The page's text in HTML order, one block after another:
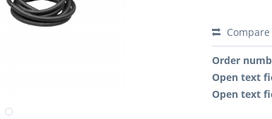
Compare
Order
Open text
Open text